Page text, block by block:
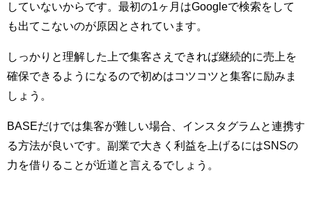
していないからです。最初の1ヶ月はGoogleで検索をして
も出てこないのが原因とされています。
しっかりと理解した上で集客さえできれば継続的に売上を
確保できるようになるので初めはコツコツと集客に励みま
しょう。
BASEだけでは集客が難しい場合、インスタグラムと連携す
る方法が良いです。副業で大きく利益を上げるにはSNSの
力を借りることが近道と言えるでしょう。